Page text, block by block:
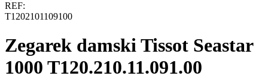
REF:
T1202101109100
Zegarek damski Tissot Seastar
1000 T120.210.11.091.00